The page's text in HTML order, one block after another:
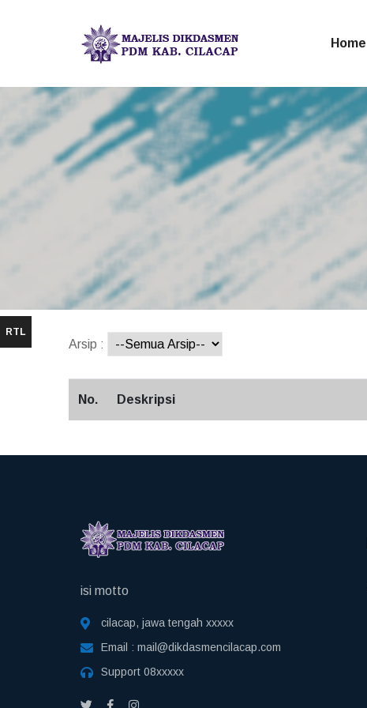
RTL
Home
Arsip :
No. Deskripsi
isi motto
cilacap, jawa tengah xxxxx
Email : mail@dikdasmencilacap.com
Support 08xxxxx